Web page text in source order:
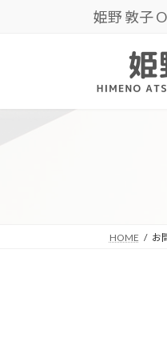
へ
ョ
姫野 敦子
HOME お